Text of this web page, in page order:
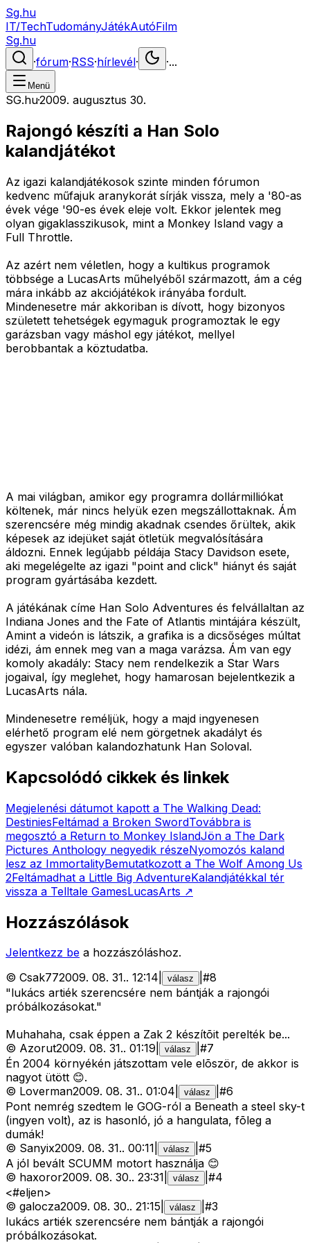
Sg.hu
IT/TechTudományJátékAutóFilm
Sg.hu
·fórum·RSS·hírlevél· ·...
Menü
SG.hu·2009. augusztus 30.
Rajongó készíti a Han Solo
kalandjátékot
Az igazi kalandjátékosok szinte minden fórumon
kedvenc műfajuk aranykorát sírják vissza, mely a '80-as
évek vége '90-es évek eleje volt. Ekkor jelentek meg
olyan gigaklasszikusok, mint a Monkey Island vagy a
Full Throttle.
Az azért nem véletlen, hogy a kultikus programok
többsége a LucasArts műhelyéből származott, ám a cég
mára inkább az akciójátékok irányába fordult.
Mindenesetre már akkoriban is dívott, hogy bizonyos
született tehetségek egymaguk programoztak le egy
garázsban vagy máshol egy játékot, mellyel
berobbantak a köztudatba.
A mai világban, amikor egy programra dollármilliókat
költenek, már nincs helyük ezen megszállottaknak. Ám
szerencsére még mindig akadnak csendes őrültek, akik
képesek az idejüket saját ötletük megvalósítására
áldozni. Ennek legújabb példája Stacy Davidson esete,
aki megelégelte az igazi "point and click" hiányt és saját
program gyártásába kezdett.
A játékának címe Han Solo Adventures és felvállaltan az
Indiana Jones and the Fate of Atlantis mintájára készült,
Amint a videón is látszik, a grafika is a dicsőséges múltat
idézi, ám ennek meg van a maga varázsa. Ám van egy
komoly akadály: Stacy nem rendelkezik a Star Wars
jogaival, így meglehet, hogy hamarosan bejelentkezik a
LucasArts nála.
Mindenesetre reméljük, hogy a majd ingyenesen
elérhető program elé nem görgetnek akadályt és
egyszer valóban kalandozhatunk Han Soloval.
Kapcsolódó cikkek és linkek
Megjelenési dátumot kapott a The Walking Dead:
DestiniesFeltámad a Broken SwordTovábbra is
megosztó a Return to Monkey IslandJön a The Dark
Pictures Anthology negyedik részeNyomozós kaland
lesz az ImmortalityBemutatkozott a The Wolf Among Us
2Feltámadhat a Little Big AdventureKalandjátékkal tér
vissza a Telltale GamesLucasArts ↗
Hozzászólások
Jelentkezz be a hozzászóláshoz.
© Csak772009. 08. 31.. 12:14 válasz #8
"lukács artiék szerencsére nem bántják a rajongói
próbálkozásokat."
Muhahaha, csak éppen a Zak 2 készítõit perelték be...
© Azorut2009. 08. 31.. 01:19 válasz #7
Én 2004 környékén játszottam vele elõször, de akkor is
nagyot ütött 😊.
© Loverman2009. 08. 31.. 01:04 válasz #6
Pont nemrég szedtem le GOG-ról a Beneath a steel sky-t
(ingyen volt), az is hasonló, jó a hangulata, fõleg a
dumák!
© Sanyix2009. 08. 31.. 00:11 válasz #5
A jól bevált SCUMM motort használja 😊
© haxoror2009. 08. 30.. 23:31 válasz #4
<#eljen>
© galocza2009. 08. 30.. 21:15 válasz #3
lukács artiék szerencsére nem bántják a rajongói
próbálkozásokat.